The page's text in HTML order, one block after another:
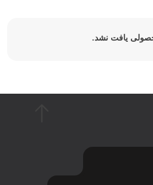
یافت نشد.